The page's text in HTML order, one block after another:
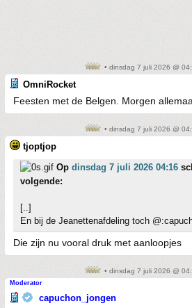
• dinsdag 7 juli 2026 @
OmniRocket
Feesten met de Belgen. Morgen
• dinsdag 7 juli 2026 @
tjoptjop
Op dinsdag 7 juli 2026 04:16
volgende:
[..]
En bij de Jeanettenafdeling toch
Die zijn nu vooral druk met aanloopjes
• dinsdag 7 juli 2026 @
Moderator
capuchon_jongen